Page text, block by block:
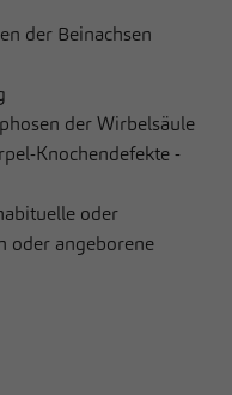
der Beinachsen
der Wirbelsäule
Knochendefekte -
oder
oder angeborene
Website-Analysen.
darüber, wie der
nutzt.